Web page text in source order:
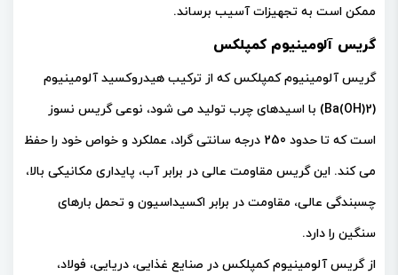
ممکن است به تجهیزات آسیب برساند.
گریس آلومینیوم کمپلکس
گریس آلومینیوم کمپلکس که از ترکیب هیدروکسید آلومینیوم
(Ba(OH)2) با اسیدهای چرب تولید می شود، نوعی گریس نسوز
است که تا حدود 250 درجه سانتی گراد، عملکرد و خواص خود را حفظ
می کند. این گریس مقاومت عالی در برابر آب، پایداری مکانیکی بالا،
چسبندگی عالی، مقاومت در برابر اکسیداسیون و تحمل بارهای
سنگین را دارد.
از گریس آلومینیوم کمپلکس در صنایع غذایی، دریایی، فولاد،